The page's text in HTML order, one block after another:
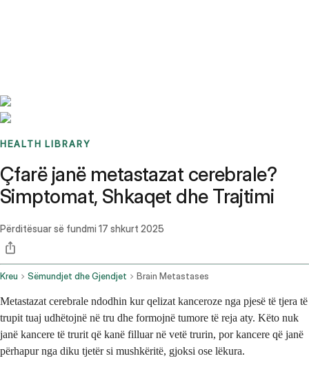
HEALTH LIBRARY
Çfarë janë metastazat cerebrale?
Simptomat, Shkaqet dhe Trajtimi
Përditësuar së fundmi 17 shkurt 2025
Kreu Sëmundjet dhe Gjendjet Brain Metastases
Metastazat cerebrale ndodhin kur qelizat kanceroze nga pjesë të tjera të
trupit tuaj udhëtojnë në tru dhe formojnë tumore të reja aty. Këto nuk
janë kancere të trurit që kanë filluar në vetë trurin, por kancere që janë
përhapur nga diku tjetër si mushkëritë, gjoksi ose lëkura.